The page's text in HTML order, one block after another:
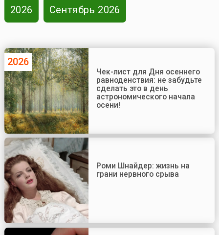
2026 Сентябрь 2026
2026
Чек-лист для Дня осеннего
равноденствия: не забудьте
сделать это в день
астрономического начала
осени!
Роми Шнайдер: жизнь на
грани нервного срыва